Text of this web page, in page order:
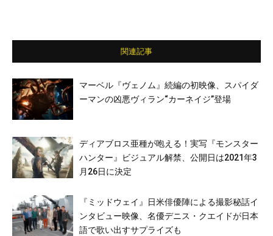
関連記事
マーベル『ヴェノム』続編の初映像、スパイダ
ーマンの凶悪ヴィラン“カーネイジ”登場
ディアブロス亜種が咆える！実写『モンスター
ハンター』ビジュアル解禁、公開日は2021年3
月26日に決定
『ミッドウェイ』日米俳優陣による撮影秘話イ
ンタビュー映像、名優デニス・クエイドが日本
語で歌い出すサプライズも